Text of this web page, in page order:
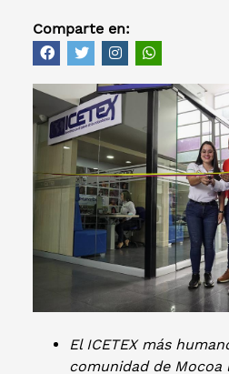
Comparte en:
El ICETEX más
comunidad de Mocoa